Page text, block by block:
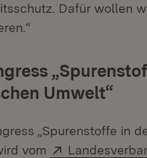
Dafür wollen
Umwelt“
„Spurenstoffe in
vom
Extern: